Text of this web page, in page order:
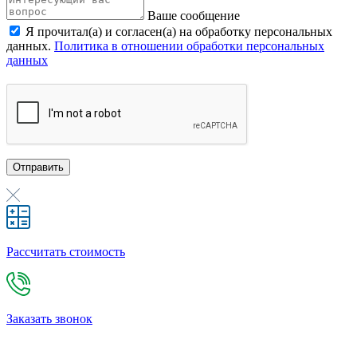
Ваше сообщение
Я прочитал(а) и согласен(а) на обработку персональных
данных. Политика в отношении обработки персональных
данных
Отправить
Рассчитать стоимость
Заказать звонок